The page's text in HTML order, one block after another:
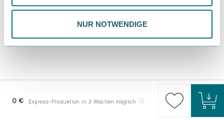
Datenschutzrichtlinie.
NUR NOTWENDIGE
0 € Express-Produktion in 3 Wochen möglich